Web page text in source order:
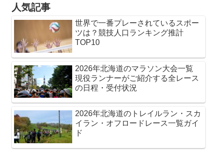
人気記事
世界で一番プレーされているスポー
ツは？競技人口ランキング推計
TOP10
2026年北海道のマラソン大会一覧
現役ランナーがご紹介する全レース
の日程・受付状況
2026年北海道のトレイルラン・スカ
イラン・オフロードレース一覧ガイ
ド